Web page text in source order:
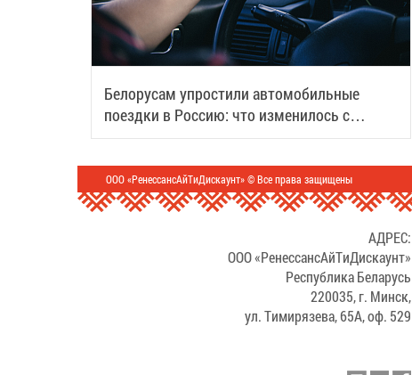
Белорусам упростили автомобильные
поездки в Россию: что изменилось с
августа
ООО «РенессансАйТиДискаунт» © Все права защищены
АДРЕС:
ООО «РенессансАйТиДискаунт»
Республика Беларусь
220035, г. Минск,
ул. Тимирязева, 65А, оф. 529